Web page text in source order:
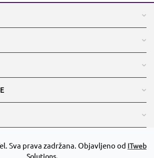
Sva prava zadržana. Objavljeno od ITweb
Solutions.